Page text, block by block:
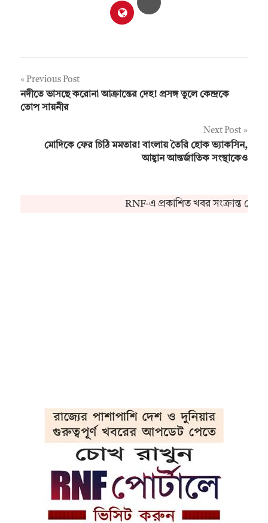
Post
navigation
Previous Post
নদীতে ভাসছে করোনা আক্রান্তের দেহ! প্রসঙ্গ তুলে কেন্দ্রকে
তোপ সায়নীর
Next Post
মোদিকে ফের চিঠি মমতার! বাংলায় তৈরি হোক ভ্যাকসিন,
আহ্বান আন্তর্জাতিক সংস্থাকেও
RNF-এ প্রকাশিত খবর সংক্রান্ত